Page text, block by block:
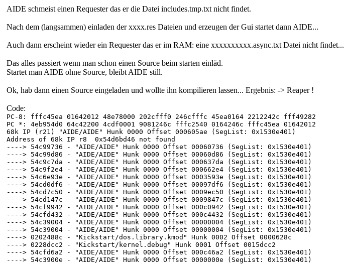
AIDE schmeist einen Requester das er die Datei includes.tmp.txt nicht findet.
Nach dem (langsammen) einladen der xxxx.res Dateien und erzeugen der Gui startet dann AIDE...
Auch dann erscheint wieder ein Requester das er im RAM: eine xxxxxxxxxx.async.txt Datei nicht findet...
Das alles passiert wenn man schon einen Source beim starten einläd.
Startet man AIDE ohne Source, bleibt AIDE still.
Ok, hab dann einen Source eingeladen und wollte ihn kompilieren lassen... Ergebnis: -> Reaper !
Code:
PC-8: fffc45ea 01642012 48e78000 202cfff0 246cfffc 45ea0164 2212242c fff49282
PC *: 4eb954d0 64c42200 4cdf0001 9081246c fffc2540 0164246c fffc45ea 01642012
68k IP (r21) "AIDE/AIDE" Hunk 0000 Offset 000605ae (SegList: 0x1530e401)
Address of 68k IP r8 0x54d6bd46 not found
----> 54c99736 - "AIDE/AIDE" Hunk 0000 Offset 00060736 (SegList: 0x1530e401)
----> 54c99d86 - "AIDE/AIDE" Hunk 0000 Offset 00060d86 (SegList: 0x1530e401)
----> 54c9c7da - "AIDE/AIDE" Hunk 0000 Offset 000637da (SegList: 0x1530e401)
----> 54c9f2e4 - "AIDE/AIDE" Hunk 0000 Offset 000662e4 (SegList: 0x1530e401)
----> 54c6e93e - "AIDE/AIDE" Hunk 0000 Offset 0003593e (SegList: 0x1530e401)
----> 54cd0df6 - "AIDE/AIDE" Hunk 0000 Offset 00097df6 (SegList: 0x1530e401)
----> 54cd7c50 - "AIDE/AIDE" Hunk 0000 Offset 0009ec50 (SegList: 0x1530e401)
----> 54cd147c - "AIDE/AIDE" Hunk 0000 Offset 0009847c (SegList: 0x1530e401)
----> 54cf9942 - "AIDE/AIDE" Hunk 0000 Offset 000c0942 (SegList: 0x1530e401)
----> 54cfd432 - "AIDE/AIDE" Hunk 0000 Offset 000c4432 (SegList: 0x1530e401)
----> 54c39004 - "AIDE/AIDE" Hunk 0000 Offset 00000004 (SegList: 0x1530e401)
----> 54c39004 - "AIDE/AIDE" Hunk 0000 Offset 00000004 (SegList: 0x1530e401)
----> 0202488c - "Kickstart/dos.library.kmod" Hunk 0002 Offset 0000628c
----> 0228dcc2 - "Kickstart/kernel.debug" Hunk 0001 Offset 0015dcc2
----> 54cfd6a2 - "AIDE/AIDE" Hunk 0000 Offset 000c46a2 (SegList: 0x1530e401)
----> 54c3900e - "AIDE/AIDE" Hunk 0000 Offset 0000000e (SegList: 0x1530e401)